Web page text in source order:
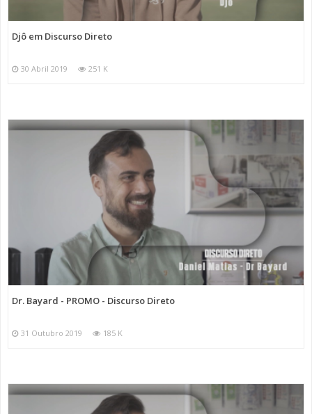
Djô em Discurso Direto
30 Abril 2019 251 K
Dr. Bayard - PROMO - Discurso Direto
31 Outubro 2019 185 K